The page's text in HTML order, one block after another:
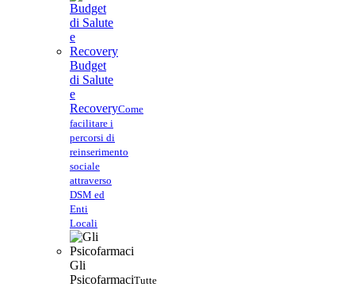
Budget
di Salute
e
RecoveryCome
facilitare i
percorsi di
reinserimento
sociale
attraverso
DSM ed
Enti
Locali
Gli
PsicofarmaciTutte